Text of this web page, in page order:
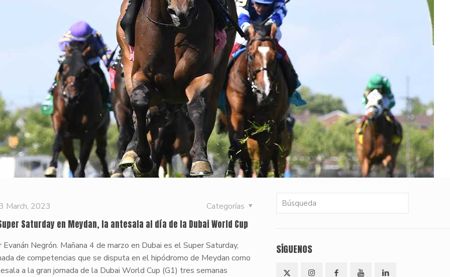
March, 2023 Categorías
Saturday en Meydan, la antesala al día de la Dubai World Cup
Evanán Negrón. Mañana 4 de marzo en Dubai es el Super Saturday,
de competencias que se disputa en el hipódromo de Meydan como
a la gran jornada de la Dubai World Cup (G1) tres semanas
SÍGUENOS